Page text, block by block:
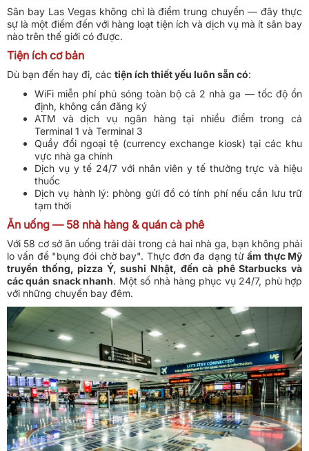
Sân bay Las Vegas không chỉ là điểm trung chuyển — đây thực
sự là một điểm đến với hàng loạt tiện ích và dịch vụ mà ít sân bay
nào trên thế giới có được.
Tiện ích cơ bản
Dù bạn đến hay đi, các tiện ích thiết yếu luôn sẵn có:
WiFi miễn phí phủ sóng toàn bộ cả 2 nhà ga — tốc độ ổn
định, không cần đăng ký
ATM và dịch vụ ngân hàng tại nhiều điểm trong cả
Terminal 1 và Terminal 3
Quầy đổi ngoại tệ (currency exchange kiosk) tại các khu
vực nhà ga chính
Dịch vụ y tế 24/7 với nhân viên y tế thường trực và hiệu
thuốc
Dịch vụ hành lý: phòng gửi đồ có tính phí nếu cần lưu trữ
tạm thời
Ăn uống — 58 nhà hàng & quán cà phê
Với 58 cơ sở ăn uống trải dài trong cả hai nhà ga, bạn không phải
lo vấn đề "bụng đói chờ bay". Thực đơn đa dạng từẩm thực Mỹ
truyền thống, pizza Ý, sushi Nhật, đến cà phê Starbucks và
các quán snack nhanh. Một số nhà hàng phục vụ 24/7, phù hợp
với những chuyến bay đêm.